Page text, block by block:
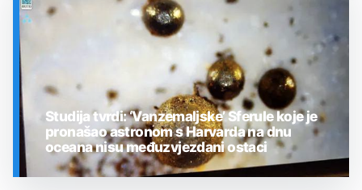
Studija tvrdi: ‘Vanzemaljske’ Sferule koje je
pronašao astronom s Harvarda na dnu
oceana nisu međuzvjezdani ostaci